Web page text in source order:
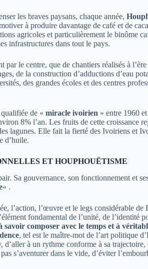
les braves paysans, chaque année,
à produire davantage de café et de
agricoles et particulièrement le binôme
infrastructures dans tout le pays.
par le centre, que de chantiers réalisés à
de la construction d’adductions d’eau
des grandes écoles et des centres
de « miracle ivoirien » entre 1960
8% l’an. Les fruits de cette croissance
lagunes. Elle fait la fierté des Ivoiriens et
d’huile.
ET HOUPHOUËTISME
Sa gouvernance, son fonctionnement et
« .
l’action, l’œuvre et le legs considérable
fondamental de l’unité, de l’identité
composer avec le temps et à
, tel est le maître-mot de l’art politique
à un rythme conforme à sa trajectoire,
s’aventurer dans le vide, d’éviter